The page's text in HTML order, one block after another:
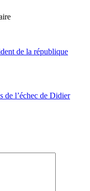
de la république
de l’échec de Didier